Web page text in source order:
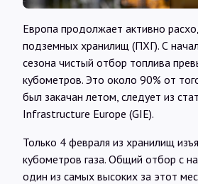
О нас
Европа продолжает активно
подземных хранилищ (ПХГ). С
сезона чистый отбор топлива
кубометров. Это около 90% от
был закачан летом, следует из
Infrastructure Europe (GIE).
Только 4 февраля из хранилищ
кубометров газа. Общий отбор с
один из самых высоких за этот